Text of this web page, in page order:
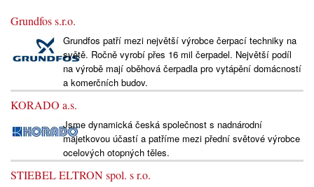
Grundfos s.r.o.
Grundfos patří mezi největší výrobce čerpací techniky na
světě. Ročně vyrobí přes 16 mil čerpadel. Největší podíl
na výrobě mají oběhová čerpadla pro vytápění domácností
a komerčních budov.
KORADO a.s.
Jsme dynamická česká společnost s nadnárodní
majetkovou účastí a patříme mezi přední světové výrobce
ocelových otopných těles.
STIEBEL ELTRON spol. s r.o.